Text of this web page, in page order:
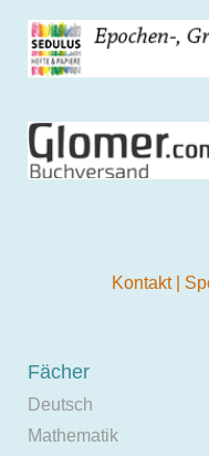
Kontakt
Fächer
Deutsch
Mathematik